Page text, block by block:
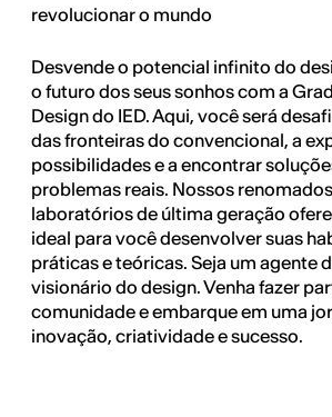
revolucionar o mundo
Desvende o potencial infinito do
o futuro dos seus sonhos com a
Design do IED. Aqui, você será
das fronteiras do convencional, a
possibilidades e a encontrar
problemas reais. Nossos
laboratórios de última geração
ideal para você desenvolver suas
práticas e teóricas. Seja um agente
visionário do design. Venha fazer
comunidade e embarque em uma
inovação, criatividade e sucesso.